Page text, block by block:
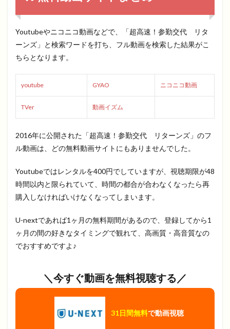
Youtubeやニコニコ動画などで、「超高速！参勤交代 リタ
ーンズ」と検索ワードを打ち、フル動画を検索した結果がこ
ちらとなります。
youtube GYAO ニコニコ動画
TVer 動画イズム
2016年に公開された「超高速！参勤交代 リターンズ」のフ
ル動画は、どの無料動画サイトにもありませんでした。
Youtubeではレンタルを400円でしていますが、視聴期限が48
時間以内と限られていて、時間の都合が合わなくなったら再
購入しなければいけなくなってしまいます。
U-nextであれば1ヶ月の無料期間があるので、登録してから1
ヶ月の間の好きなタイミングで観れて、高画質・高音質なの
でおすすめですよ♪
＼今すぐ動画を無料視聴する／
31日間無料で動画視聴